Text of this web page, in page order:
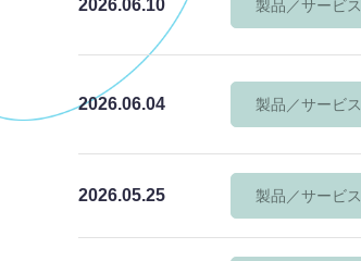
2026.06.10 製品／サービス
2026.06.04 製品／サービス
2026.05.25 製品／サービス